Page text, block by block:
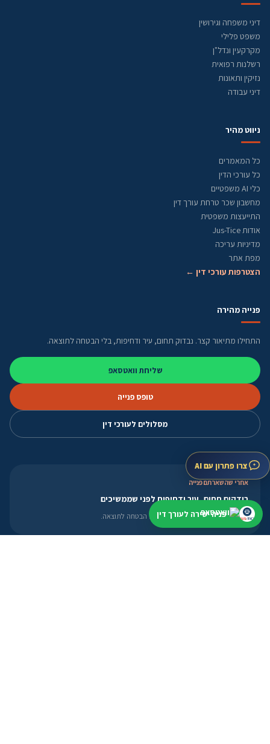
דיני משפחה וגירושין
משפט פלילי
מקרקעין ונדל"ן
רשלנות רפואית
נזיקין ותאונות
דיני עבודה
ניווט מהיר
כל המאמרים
כל עורכי הדין
כלי AI משפטיים
מחשבון שכר טרחת עורך דין
התייעצות משפטית
אודות Jus-Tice
מדיניות עריכה
מפת אתר
הצטרפות עורכי דין ←
פנייה מהירה
התחילו מתיאור קצר. נבדוק תחום, עיר ודחיפות, בלי הבטחה לתוצאה.
שליחת וואטסאפ
טופס פנייה
מסלולים לעורכי דין
אחרי שהשארתם פנייה
בודקים תחום, עיר ודחיפות לפני שממשיכים
בלי להציג מידע כללי כייעוץ אישי או הבטחה לתוצאה.
צרו פתרון עם AI
פניה ישירה לעורך דין